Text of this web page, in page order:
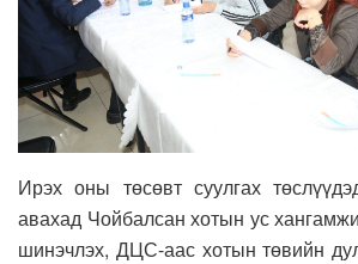
Ирэх оны төсөвт суулгах
авахад Чойбалсан хотын ус
шинэчлэх, ДЦС-аас хотын төвийн